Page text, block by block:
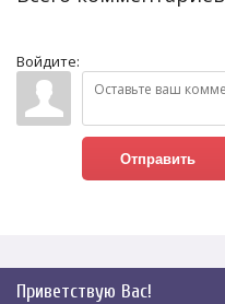
Войдите:
Отправить
Приветствую Вас!